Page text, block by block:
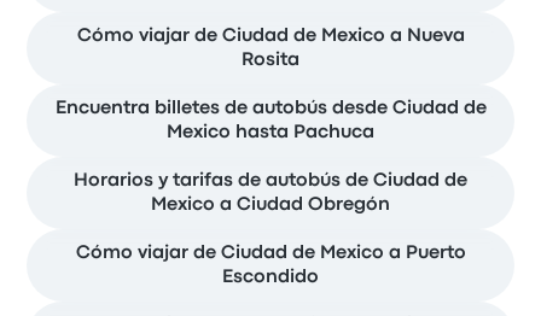
Cómo viajar de Ciudad de Mexico a Nueva
Rosita
Encuentra billetes de autobús desde Ciudad de
Mexico hasta Pachuca
Horarios y tarifas de autobús de Ciudad de
Mexico a Ciudad Obregón
Cómo viajar de Ciudad de Mexico a Puerto
Escondido